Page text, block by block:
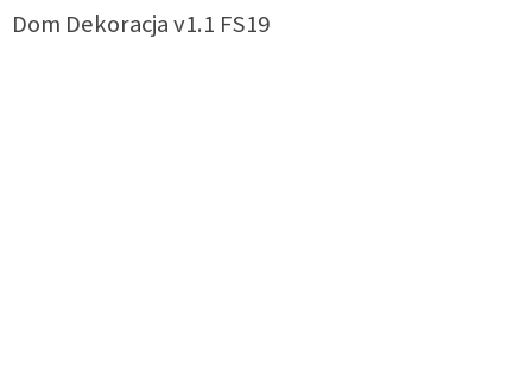
Dom Dekoracja v1.1 FS19